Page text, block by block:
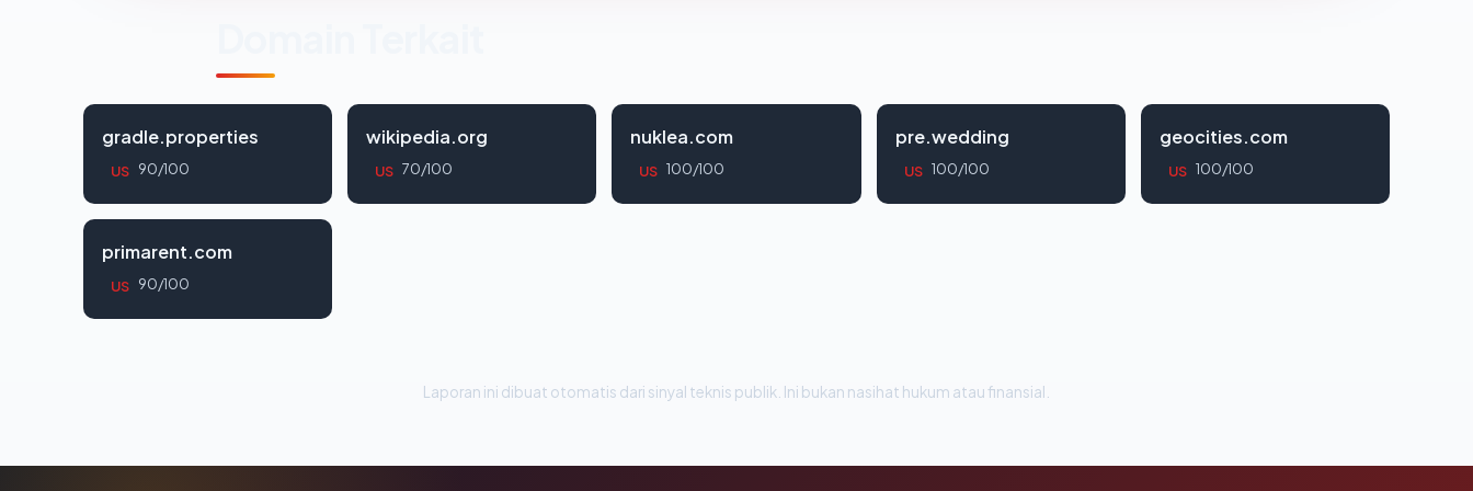
gradle.properties
US 90/100
wikipedia.org
US 70/100
nuklea.com
US 100/100
pre.wedding
US 100/100
geocities.com
US 100/100
primarent.com
US 90/100
Laporan ini dibuat otomatis dari sinyal teknis publik. Ini bukan nasihat hukum atau finansial.